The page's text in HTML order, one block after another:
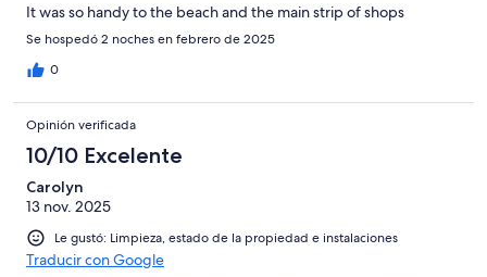
It was so handy to the beach and the main strip of shops
Se hospedó 2 noches en febrero de 2025
0
Opinión verificada
10/10 Excelente
Carolyn
13 nov. 2025
Le gustó: Limpieza, estado de la propiedad e instalaciones
Traducir con Google